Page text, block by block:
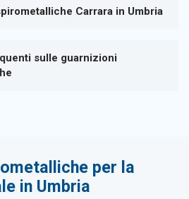
Carrara in Umbria
sulle guarnizioni
per la
in Umbria